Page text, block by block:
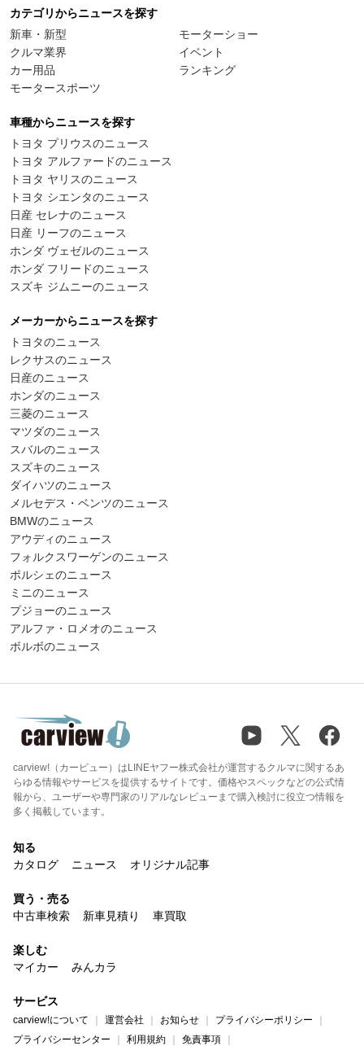
カテゴリからニュースを探す
新車・新型
クルマ業界
カー用品
モータースポーツ
モーターショー
イベント
ランキング
車種からニュースを探す
トヨタ プリウスのニュース
トヨタ アルファードのニュース
トヨタ ヤリスのニュース
トヨタ シエンタのニュース
日産 セレナのニュース
日産 リーフのニュース
ホンダ ヴェゼルのニュース
ホンダ フリードのニュース
スズキ ジムニーのニュース
メーカーからニュースを探す
トヨタのニュース
レクサスのニュース
日産のニュース
ホンダのニュース
三菱のニュース
マツダのニュース
スバルのニュース
スズキのニュース
ダイハツのニュース
メルセデス・ベンツのニュース
BMWのニュース
アウディのニュース
フォルクスワーゲンのニュース
ポルシェのニュース
ミニのニュース
プジョーのニュース
アルファ・ロメオのニュース
ボルボのニュース
carview!（カービュー）はLINEヤフー株式会社が運営するクルマに関するあ
らゆる情報やサービスを提供するサイトです。価格やスペックなどの公式情
報から、ユーザーや専門家のリアルなレビューまで購入検討に役立つ情報を
多く掲載しています。
知る
カタログ
ニュース オリジナル記事
買う・売る
中古車検索
新車見積り 車買取
楽しむ
マイカー
みんカラ
サービス
carview!について 運営会社 お知らせ
プライバシーポリシー
プライバシーセンター
利用規約 免責事項